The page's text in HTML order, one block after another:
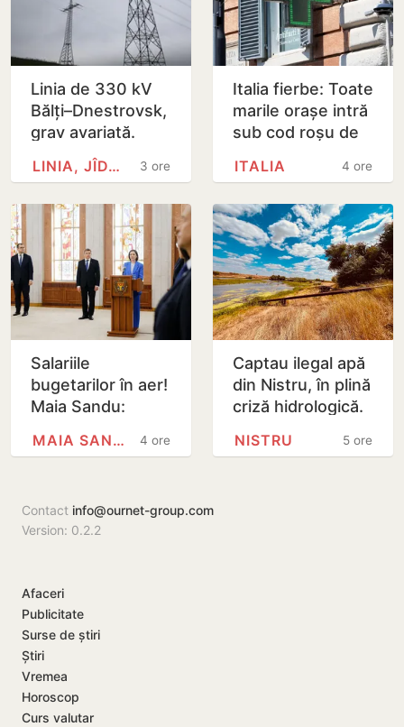
Linia de 330 kV
Bălți–Dnestrovsk,
grav avariată.
Restabilirea ar
putea dura peste
3 ore
LINIA, JÎDACIV
Italia fierbe: Toate
marile orașe intră
sub cod roșu de
4 ore
ITALIA
Salariile
bugetarilor în aer!
Maia Sandu:
septembrie ar
4 ore
MAIA SANDU
Captau ilegal apă
din Nistru, în plină
criză hidrologică.
Criuleni, amendați
5 ore
NISTRU
Contact info@ournet-group.com
Version: 0.2.2
Afaceri
Publicitate
Surse de știri
Știri
Vremea
Horoscop
Curs valutar